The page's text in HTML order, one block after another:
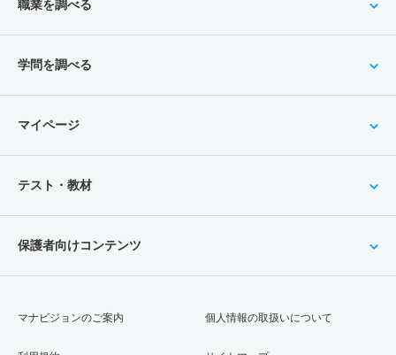
職業を調べる
学問を調べる
マイページ
テスト・教材
保護者向けコンテンツ
マナビジョンのご案内 個人情報の取扱いについて